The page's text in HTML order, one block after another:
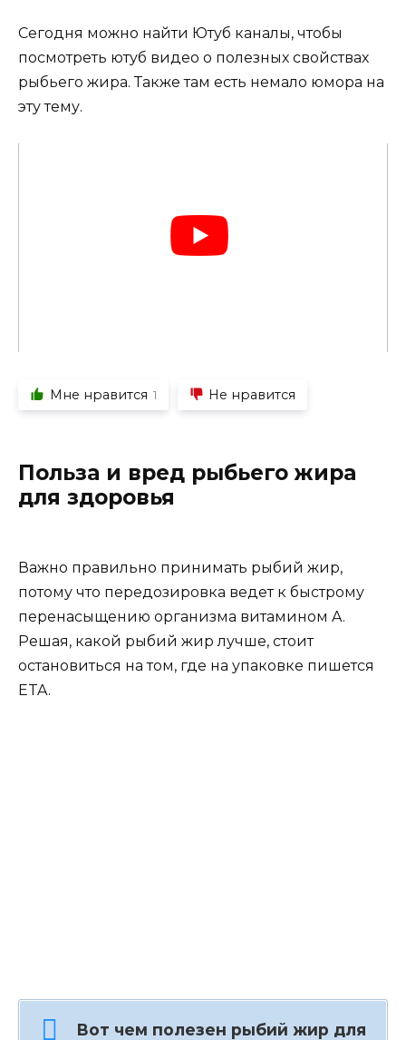
Сегодня можно найти Ютуб каналы, чтобы
посмотреть ютуб видео о полезных свойствах
рыбьего жира. Также там есть немало юмора на
эту тему.
Мне нравится 1 Не нравится
Польза и вред рыбьего жира
для здоровья
Важно правильно принимать рыбий жир,
потому что передозировка ведет к быстрому
перенасыщению организма витамином A.
Решая, какой рыбий жир лучше, стоит
остановиться на том, где на упаковке пишется
ETA.
Вот чем полезен рыбий жир для